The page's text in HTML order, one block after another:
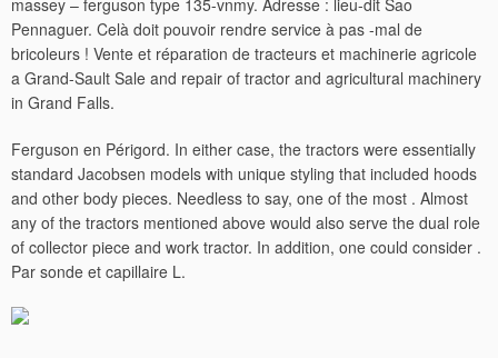
massey – ferguson type 135-vnmy. Adresse : lieu-dit Sao
Pennaguer. Celà doit pouvoir rendre service à pas -mal de
bricoleurs ! Vente et réparation de tracteurs et machinerie agricole
a Grand-Sault Sale and repair of tractor and agricultural machinery
in Grand Falls.
Ferguson en Périgord. In either case, the tractors were essentially
standard Jacobsen models with unique styling that included hoods
and other body pieces. Needless to say, one of the most . Almost
any of the tractors mentioned above would also serve the dual role
of collector piece and work tractor. In addition, one could consider .
Par sonde et capillaire L.